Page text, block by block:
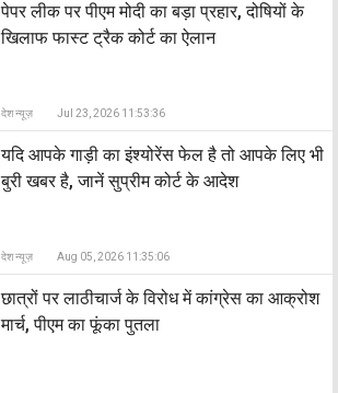
पेपर लीक पर पीएम मोदी का बड़ा प्रहार, दोषियों के
खिलाफ फास्ट ट्रैक कोर्ट का ऐलान
देश न्यूज़ Jul 23, 2026 11:53:36
यदि आपके गाड़ी का इंश्योरेंस फेल है तो आपके लिए भी
बुरी खबर है, जानें सुप्रीम कोर्ट के आदेश
देश न्यूज़ Aug 05, 2026 11:35:06
छात्रों पर लाठीचार्ज के विरोध में कांग्रेस का आक्रोश
मार्च, पीएम का फूंका पुतला